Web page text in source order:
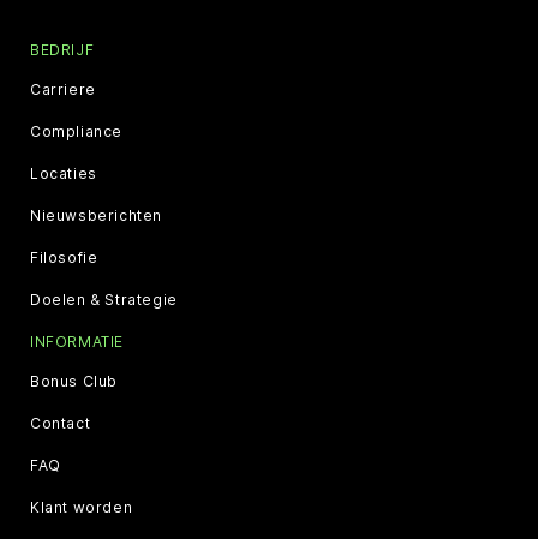
BEDRIJF
Carriere
Compliance
Locaties
Nieuwsberichten
Filosofie
Doelen & Strategie
INFORMATIE
Bonus Club
Contact
FAQ
Klant worden